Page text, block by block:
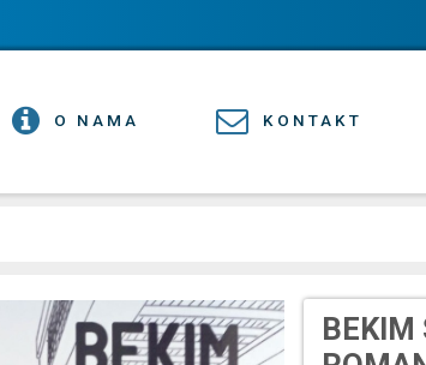
O NAMA KONTAKT
BEKIM